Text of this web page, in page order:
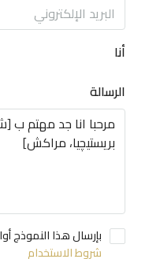
أنا
الرسالة
بإرسال هذا النموذج
شروط الاستخدام